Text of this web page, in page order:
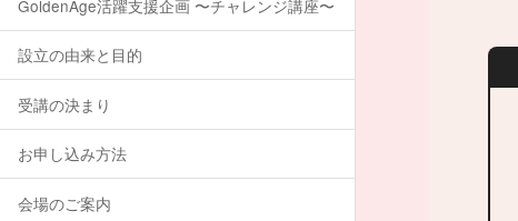
GoldenAge活躍支援企画 〜チャレンジ講座〜
設立の由来と目的
受講の決まり
お申し込み方法
会場のご案内